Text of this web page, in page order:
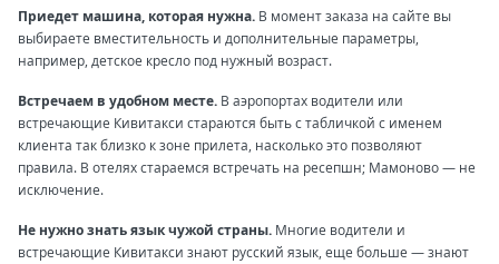
Приедет машина, которая нужна. В момент заказа на сайте вы
выбираете вместительность и дополнительные параметры,
например, детское кресло под нужный возраст.
Встречаем в удобном месте. В аэропортах водители или
встречающие Кивитакси стараются быть с табличкой с именем
клиента так близко к зоне прилета, насколько это позволяют
правила. В отелях стараемся встречать на ресепшн; Мамоново — не
исключение.
Не нужно знать язык чужой страны. Многие водители и
встречающие Кивитакси знают русский язык, еще больше — знают